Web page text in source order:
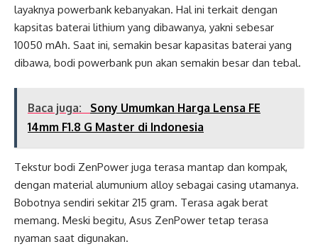
layaknya powerbank kebanyakan. Hal ini terkait dengan
kapsitas baterai lithium yang dibawanya, yakni sebesar
10050 mAh. Saat ini, semakin besar kapasitas baterai yang
dibawa, bodi powerbank pun akan semakin besar dan tebal.
Baca juga:
Sony Umumkan Harga Lensa FE
14mm F1.8 G Master di Indonesia
Tekstur bodi ZenPower juga terasa mantap dan kompak,
dengan material alumunium alloy sebagai casing utamanya.
Bobotnya sendiri sekitar 215 gram. Terasa agak berat
memang. Meski begitu, Asus ZenPower tetap terasa
nyaman saat digunakan.